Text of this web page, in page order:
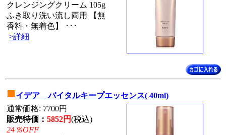
クレンジングクリーム 105g
ふき取り洗い流し両用 【無
香料・無着色】 ･･･
>詳細
■イデア バイタルキープエッセンス( 40ml)
通常価格: 7700円
販売特価： 5852円(税込)
24％OFF